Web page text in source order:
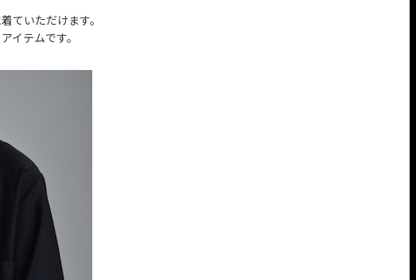
ていただけます。
イテムです。